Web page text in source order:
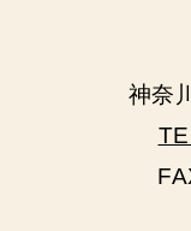
神奈